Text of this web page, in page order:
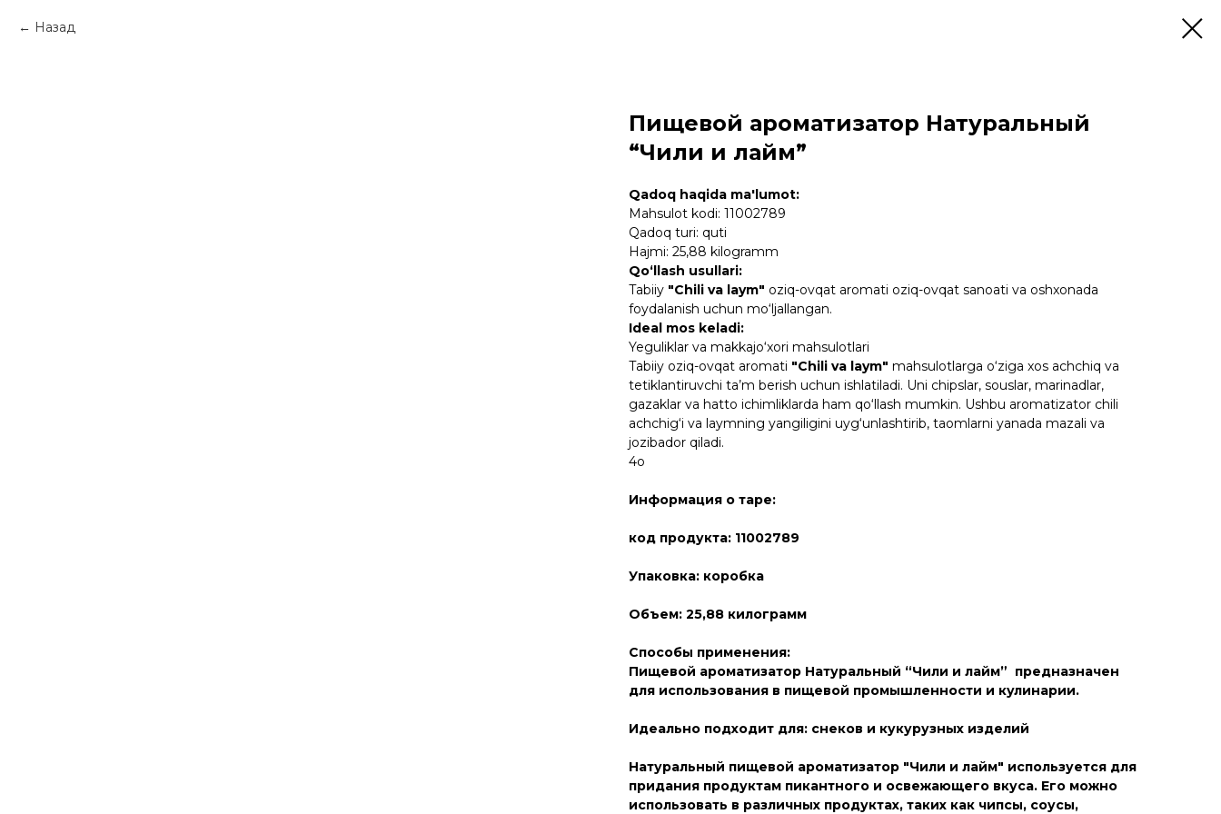
Назад
Пищевой ароматизатор Натуральный
“Чили и лайм”
Qadoq haqida ma'lumot:
Mahsulot kodi: 11002789
Qadoq turi: quti
Hajmi: 25,88 kilogramm
Qo‘llash usullari:
Tabiiy "Chili va laym" oziq-ovqat aromati oziq-ovqat sanoati va oshxonada
foydalanish uchun mo‘ljallangan.
Ideal mos keladi:
Yeguliklar va makkajo‘xori mahsulotlari
Tabiiy oziq-ovqat aromati "Chili va laym" mahsulotlarga o‘ziga xos achchiq va
tetiklantiruvchi ta’m berish uchun ishlatiladi. Uni chipslar, souslar, marinadlar,
gazaklar va hatto ichimliklarda ham qo‘llash mumkin. Ushbu aromatizator chili
achchig‘i va laymning yangiligini uyg‘unlashtirib, taomlarni yanada mazali va
jozibador qiladi.
4o
Информация о таре:
код продукта: 11002789
Упаковка: коробка
Объем: 25,88 килограмм
Способы применения:
Пищевой ароматизатор Натуральный “Чили и лайм” предназначен
для использования в пищевой промышленности и кулинарии.
Идеально подходит для: снеков и кукурузных изделий
Натуральный пищевой ароматизатор "Чили и лайм" используется для
придания продуктам пикантного и освежающего вкуса. Его можно
использовать в различных продуктах, таких как чипсы, соусы,